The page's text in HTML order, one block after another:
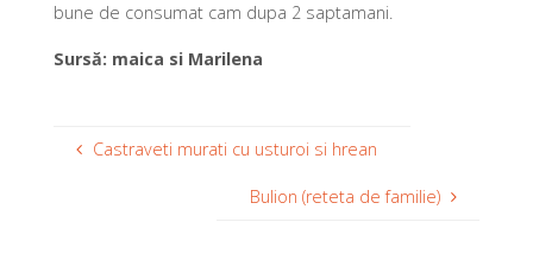
bune de consumat cam dupa 2 saptamani.
Sursă: maica si Marilena
Castraveti murati cu usturoi si hrean
Bulion (reteta de familie)